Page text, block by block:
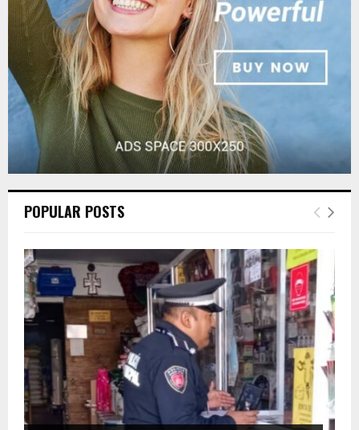
POPULAR POSTS